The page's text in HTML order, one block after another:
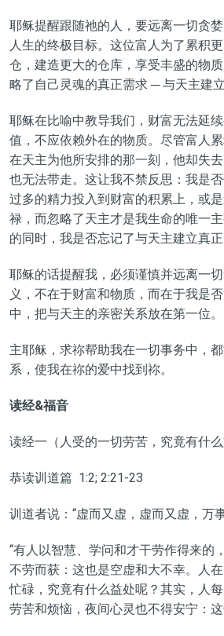
耶稣提醒跟随祂的人，要远离一切贪
人生的终极目标。这位富人为了累积
仓，建造更大的仓库，享受丰盛的物
略了自己灵魂的真正需求 ─ 与天主建
耶稣在比喻中教导我们，财富无法延
值，不应依赖外在的物质。尽管富人
在天主为他所安排的那一刻，他却失
也无法带走。这让我不禁反思：我是
过多的精力投入到财富的积累上，或
禄，而忽略了天主才是我生命的唯一
的同时，我是否忘记了与天主建立真
耶稣的话提醒我，必须谨慎并远离一
义，不在于财富和物质，而在于我是
中，把与天主的亲密关系放在第一位。
主耶稣，求祢帮助我在一切事务中，
系，使我在祢的爱中找到祢。
读经&福音
读经一（人受的一切劳苦，究竟有什么
恭读训道篇 1:2; 2:21-23
训道者说：“虚而又虚，虚而又虚，万
“有人以智慧、学问和才干劳作得来的
不劳而获：这也是空虚和大不幸。人
忙碌，究竟有什么益处呢？其实，人
劳苦和烦恼，夜间心灵也不得安宁：